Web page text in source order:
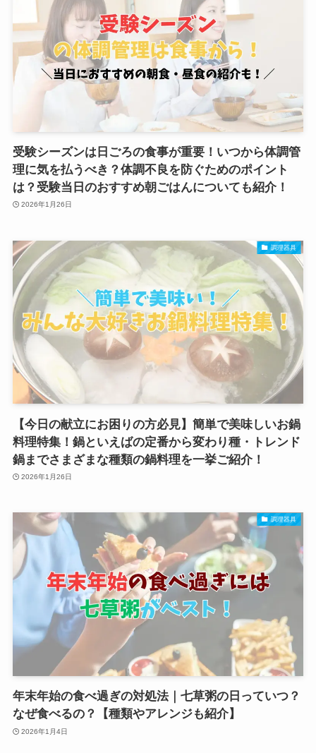
受験シーズンは日ごろの食事が重要！いつから体調管
理に気を払うべき？体調不良を防ぐためのポイント
は？受験当日のおすすめ朝ごはんについても紹介！
2026年1月26日
調理器具
【今日の献立にお困りの方必見】簡単で美味しいお鍋
料理特集！鍋といえばの定番から変わり種・トレンド
鍋までさまざまな種類の鍋料理を一挙ご紹介！
2026年1月26日
調理器具
年末年始の食べ過ぎの対処法｜七草粥の日っていつ？
なぜ食べるの？【種類やアレンジも紹介】
2026年1月4日